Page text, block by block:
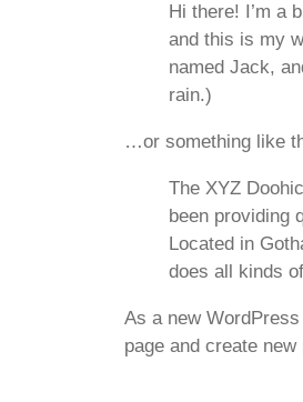
Hi there! I’m a
and this is my
named Jack,
rain.)
…or something like
The XYZ
been providing
Located in
does all kinds
As a new
page and create